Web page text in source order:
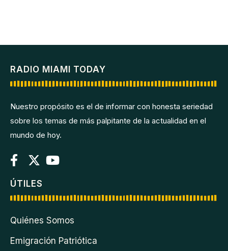
RADIO MIAMI TODAY
Nuestro propósito es el de informar con honesta seriedad
sobre los temas de más palpitante de la actualidad en el
mundo de hoy.
ÚTILES
Quiénes Somos
Emigración Patriótica